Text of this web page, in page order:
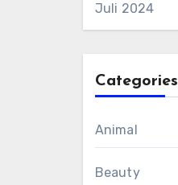
Juli 2024
Categories
Animal
Beauty